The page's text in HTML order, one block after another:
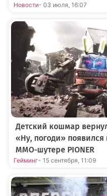
Новости- 03 июля, 16:07
Детский кошмар
«Ну, погоди» появился
MMO-шутере PIONER
Гейминг- 15 сентября, 11:09